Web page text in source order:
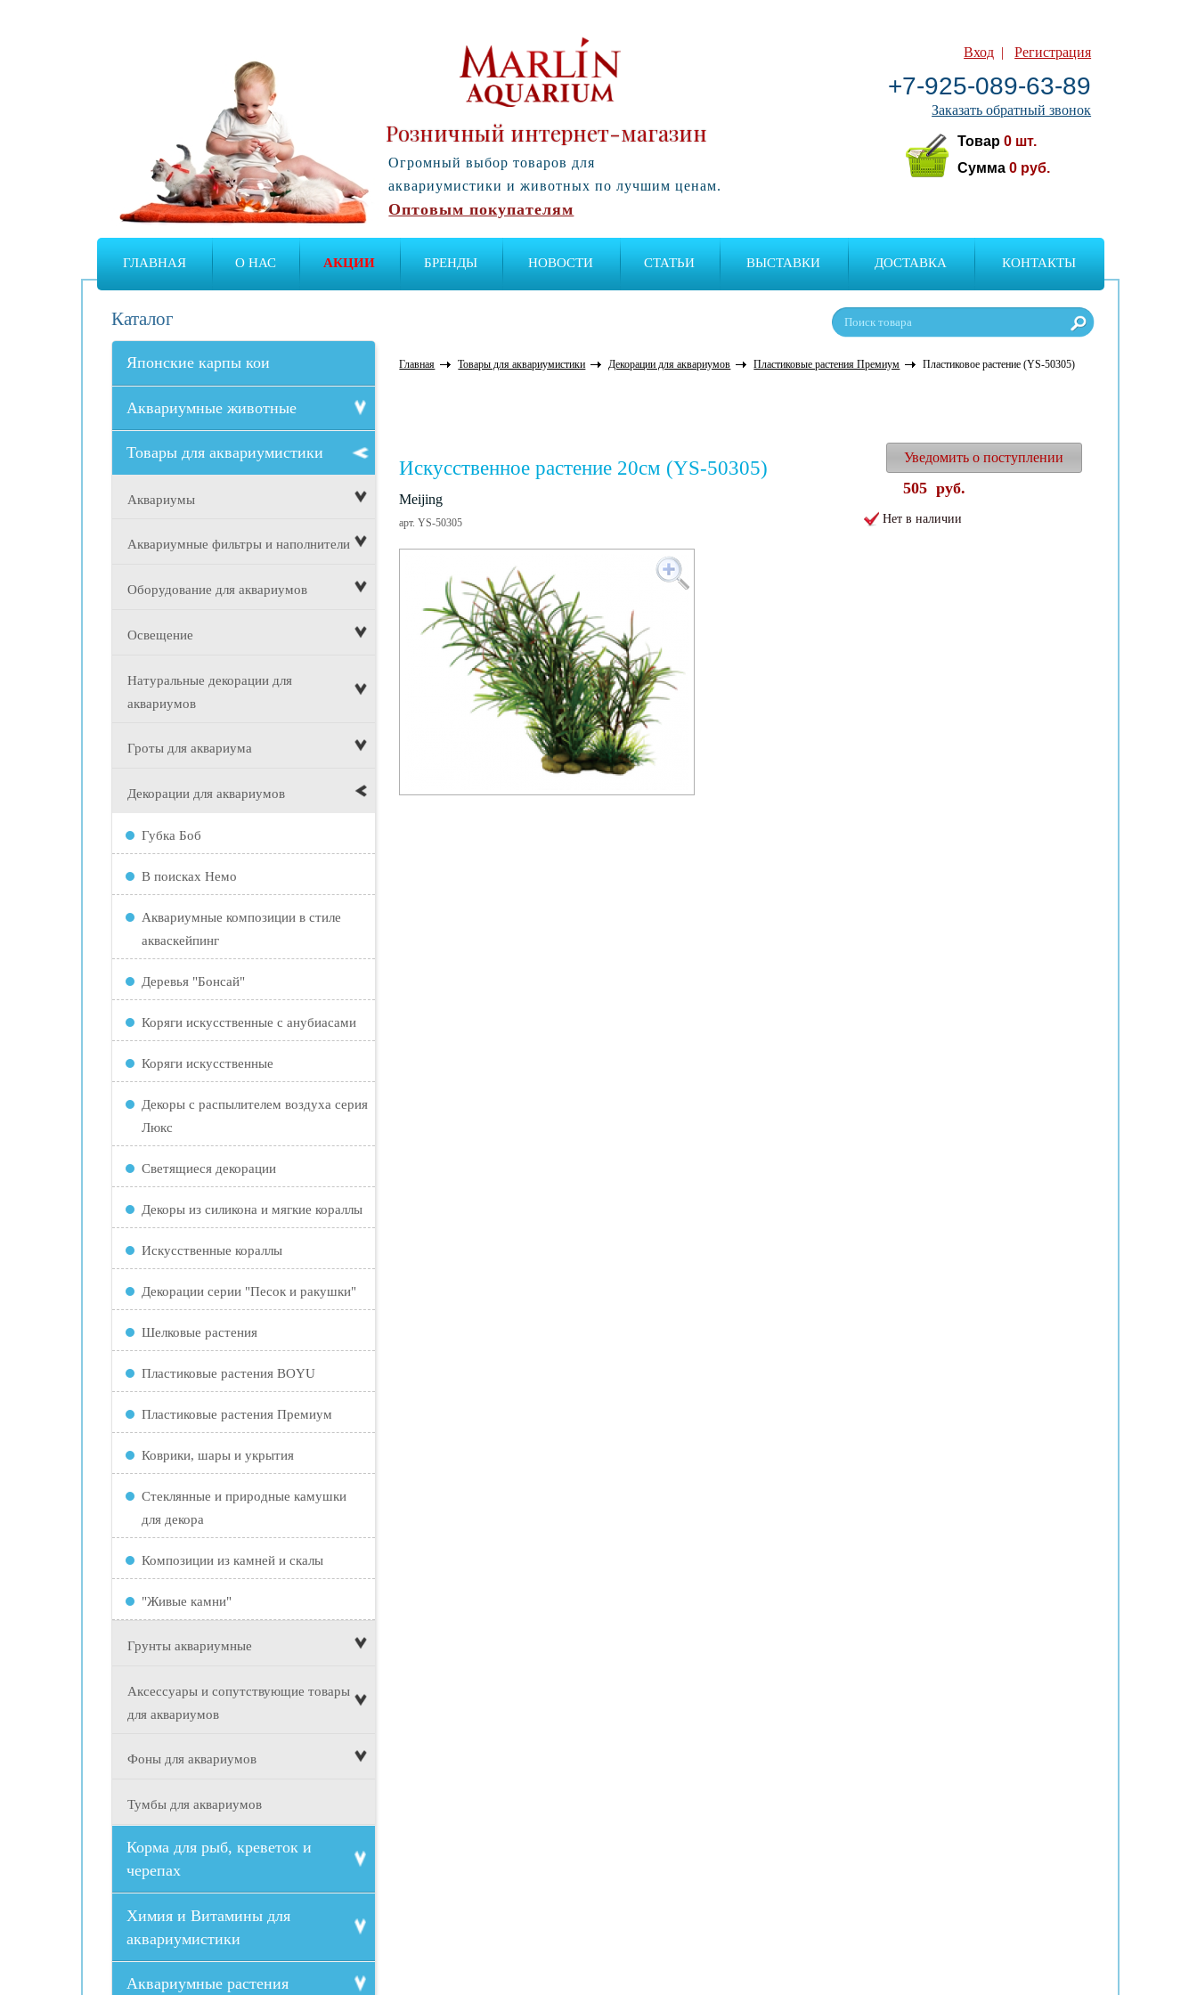
Вход |Регистрация
+7-925-089-63-89
Заказать обратный звонок
Товар0 шт.
Сумма0 руб.
Розничный интернет-магазин
Огромный выбор товаров для
аквариумистики и животных по лучшим ценам.
Оптовым покупателям
ГЛАВНАЯ О НАС АКЦИИ БРЕНДЫ НОВОСТИ СТАТЬИ ВЫСТАВКИ ДОСТАВКА КОНТАКТЫ
Каталог
Японские карпы кои
Аквариумные животные
Товары для аквариумистики
Аквариумы
Аквариумные фильтры и наполнители
Оборудование для аквариумов
Освещение
Натуральные декорации для
аквариумов
Гроты для аквариума
Декорации для аквариумов
Губка Боб
В поисках Немо
Аквариумные композиции в стиле
акваскейпинг
Деревья "Бонсай"
Коряги искусственные с анубиасами
Коряги искусственные
Декоры с распылителем воздуха серия
Люкс
Светящиеся декорации
Декоры из силикона и мягкие кораллы
Искусственные кораллы
Декорации серии "Песок и ракушки"
Шелковые растения
Пластиковые растения BOYU
Пластиковые растения Премиум
Коврики, шары и укрытия
Стеклянные и природные камушки
для декора
Композиции из камней и скалы
"Живые камни"
Грунты аквариумные
Аксессуары и сопутствующие товары
для аквариумов
Фоны для аквариумов
Тумбы для аквариумов
Корма для рыб, креветок и
черепах
Химия и Витамины для
аквариумистики
Аквариумные растения
Главная Товары для аквариумистики Декорации для аквариумов Пластиковые растения Премиум Пластиковое растение (YS-50305)
Искусственное растение 20см (YS-50305)
Meijing
арт. YS-50305
Уведомить о поступлении
505 руб.
Нет в наличии